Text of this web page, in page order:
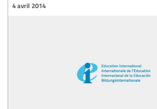
4 avril 2014